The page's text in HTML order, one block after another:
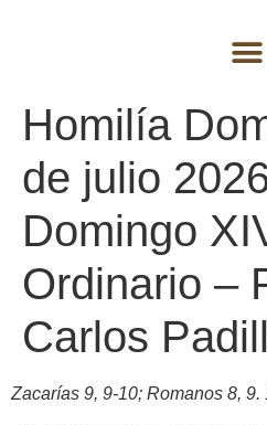
Homilía
de julio
Domingo
Ordinario –
Carlos
Zacarías 9, 9-10; Romanos 8, 9.